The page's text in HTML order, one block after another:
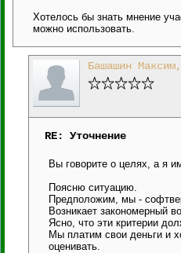
Хотелось бы знать мнение
можно использовать.
Башашин
RE: Уточнение
Вы говорите о целях, а я
Поясню ситуацию.
Предположим, мы -
Возникает закономерный
Ясно, что эти критерии
Мы платим свои деньги и
оценивать.